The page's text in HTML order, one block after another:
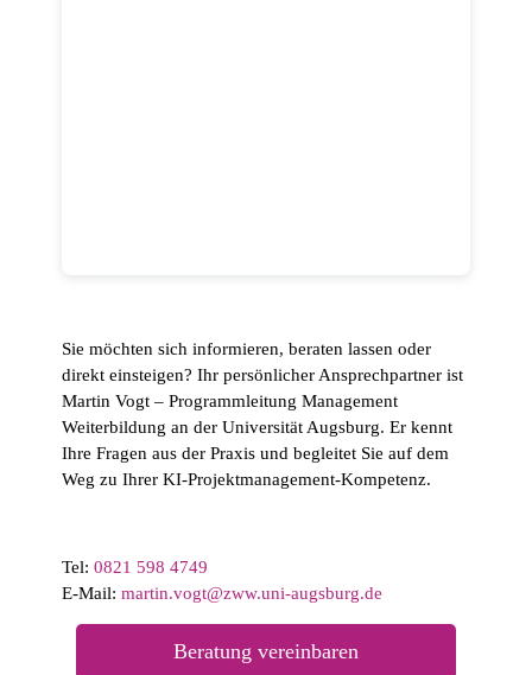
Sie möchten sich informieren, beraten lassen oder
direkt einsteigen? Ihr persönlicher Ansprechpartner ist
Martin Vogt – Programmleitung Management
Weiterbildung an der Universität Augsburg. Er kennt
Ihre Fragen aus der Praxis und begleitet Sie auf dem
Weg zu Ihrer KI-Projektmanagement-Kompetenz.
Tel:0821 598 4749
E-Mail:martin.vogt@zww.uni-augsburg.de
Beratung vereinbaren